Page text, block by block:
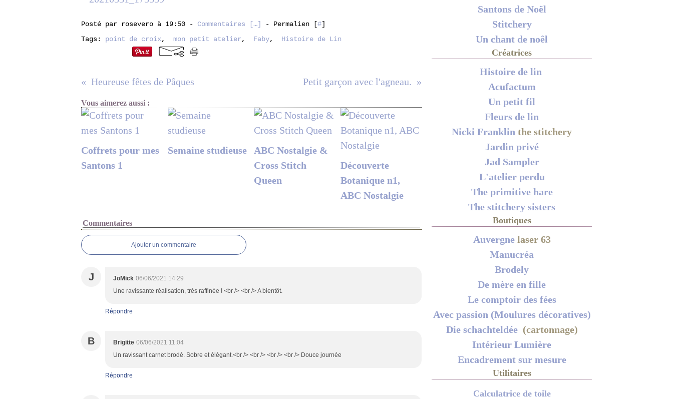
Posté par rosevero à 19:50 - Commentaires […] - Permalien [#]
Tags: point de croix, mon petit atelier, Faby, Histoire de Lin
Heureuse fêtes de Pâques Petit garçon avec l'agneau.
Vous aimerez aussi :
Coffrets pour mes
Santons 1
Semaine studieuse
ABC Nostalgie &
Cross Stitch
Queen
Découverte
Botanique n1,
ABC Nostalgie
Commentaires
Ajouter un commentaire
J JoMick 06/06/2021 14:29
Une ravissante réalisation, très raffinée ! <br /> <br /> A bientôt.
Répondre
B Brigitte 06/06/2021 11:04
Un ravissant carnet brodé. Sobre et élégant.<br /> <br /> <br /> <br /> Douce journée
Répondre
Santons de Noël
Stitchery
Un chant de noêl
Créatrices
Histoire de lin
Acufactum
Un petit fil
Fleurs de lin
Nicki Franklin the stitchery
Jardin privé
Jad Sampler
L'atelier perdu
The primitive hare
The stitchery sisters
Boutiques
Auvergne laser 63
Manucréa
Brodely
De mère en fille
Le comptoir des fées
Avec passion (Moulures décoratives)
Die schachteldée (cartonnage)
Intérieur Lumière
Encadrement sur mesure
Utilitaires
Calculatrice de toile